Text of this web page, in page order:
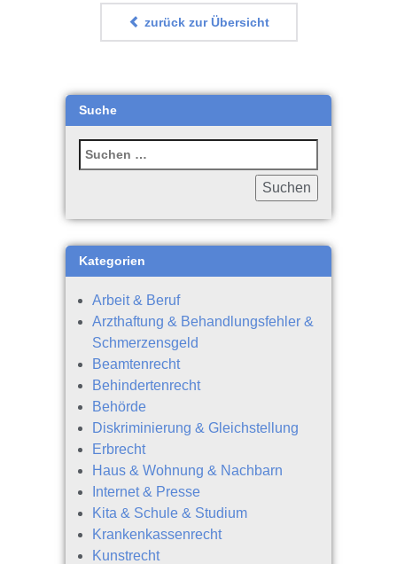
zurück zur Übersicht
Suche
Kategorien
Arbeit & Beruf
Arzthaftung & Behandlungsfehler &
Schmerzensgeld
Beamtenrecht
Behindertenrecht
Behörde
Diskriminierung & Gleichstellung
Erbrecht
Haus & Wohnung & Nachbarn
Internet & Presse
Kita & Schule & Studium
Krankenkassenrecht
Kunstrecht